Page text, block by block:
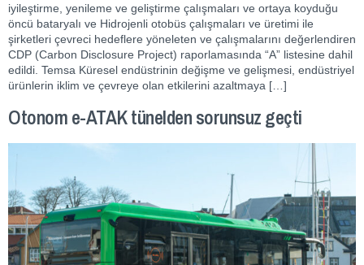
iyileştirme, yenileme ve geliştirme çalışmaları ve ortaya koyduğu
öncü bataryalı ve Hidrojenli otobüs çalışmaları ve üretimi ile
şirketleri çevreci hedeflere yöneleten ve çalışmalarını değerlendiren
CDP (Carbon Disclosure Project) raporlamasında “A” listesine dahil
edildi. Temsa Küresel endüstrinin değişme ve gelişmesi, endüstriyel
ürünlerin iklim ve çevreye olan etkilerini azaltmaya […]
Otonom e-ATAK tünelden sorunsuz geçti